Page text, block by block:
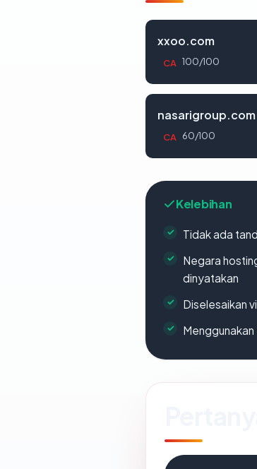
xxoo.com
CA 100/100
nasarigroup.com
CA 60/100
Kelebihan
Tidak ada
Negara
dinyatakan
Diselesaikan